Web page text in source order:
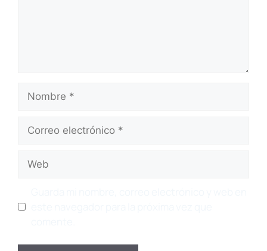
Nombre
Correo
electrónico
Web